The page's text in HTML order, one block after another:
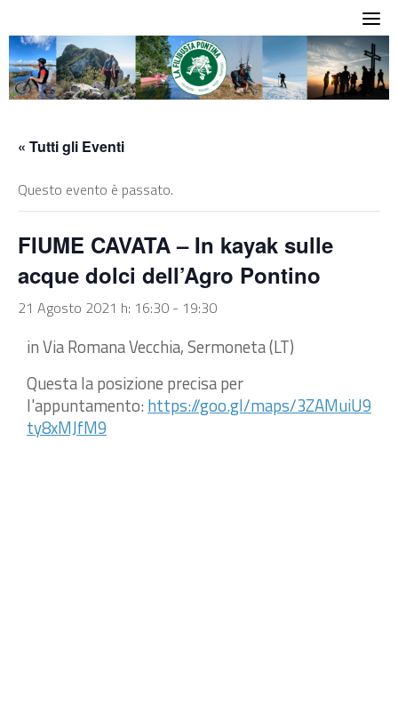
to
content
« Tutti gli Eventi
Questo evento è passato.
FIUME CAVATA – In kayak sulle
acque dolci dell’Agro Pontino
21 Agosto 2021 h: 16:30 - 19:30
in Via Romana Vecchia, Sermoneta (LT)
Questa la posizione precisa per
l'appuntamento: https://goo.gl/maps/3ZAMuiU9
ty8xMJfM9